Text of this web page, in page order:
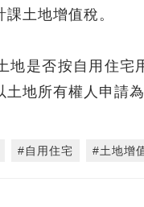
土地增值稅。
地是否按自用住
地所有權人申請
#自用住宅 #土地增